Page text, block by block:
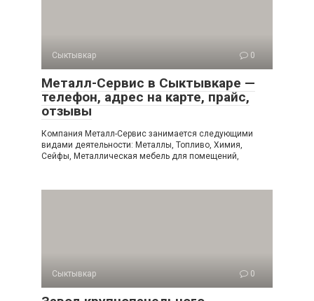
Сыктывкар 0
Металл-Сервис в Сыктывкаре —
телефон, адрес на карте, прайс,
отзывы
Компания Металл-Сервис занимается следующими
видами деятельности: Металлы, Топливо, Химия,
Сейфы, Металлическая мебель для помещений,
Сыктывкар 0